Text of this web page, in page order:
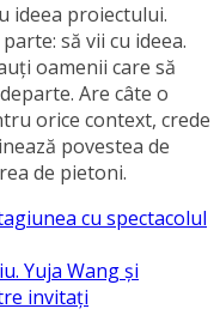
ideea proiectului.
să vii cu ideea.
oamenii care să
Are câte o
orice context, crede
povestea de
de pietoni.
cu spectacolul
Yuja Wang și
invitați